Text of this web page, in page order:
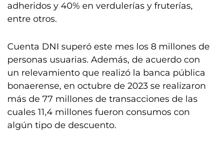
adheridos y 40% en verdulerías y fruterías,
entre otros.
Cuenta DNI superó este mes los 8 millones de
personas usuarias. Además, de acuerdo con
un relevamiento que realizó la banca pública
bonaerense, en octubre de 2023 se realizaron
más de 77 millones de transacciones de las
cuales 11,4 millones fueron consumos con
algún tipo de descuento.